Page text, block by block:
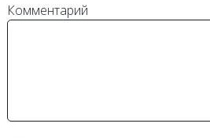
Комментарий